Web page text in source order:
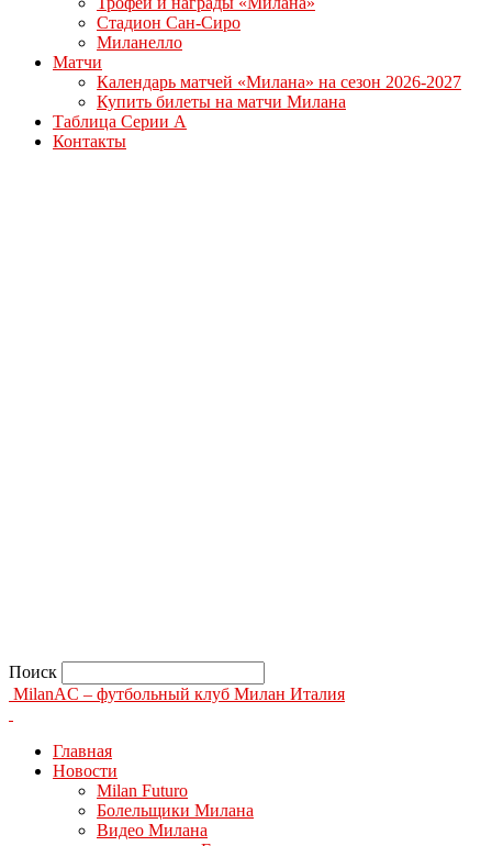
Стадион Сан-Сиро
Миланелло
Матчи
Календарь матчей «Милана» на сезон 2026-2027
Купить билеты на матчи Милана
Таблица Серии А
Контакты
Поиск
MilanAC – футбольный клуб Милан Италия
Главная
Новости
Milan Futuro
Болельщики Милана
Видео Милана